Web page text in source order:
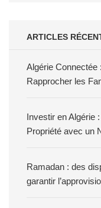
ARTICLES
Algérie Connectée
Rapprocher les
Investir en Algérie
Propriété avec un
Ramadan : des
garantir